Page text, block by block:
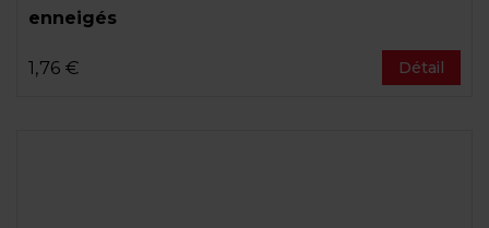
enneigés
1,76 € Détail